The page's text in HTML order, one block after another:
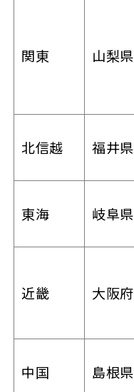
関東 山梨県
北信越 福井県
東海 岐阜県
近畿 大阪府
中国 島根県